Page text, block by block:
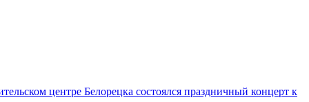
центре Белорецка состоялся праздничный концерт к